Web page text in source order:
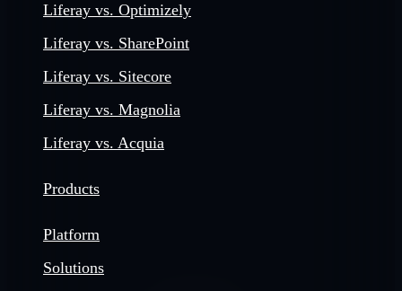
Liferay vs. Optimizely
Liferay vs. SharePoint
Liferay vs. Sitecore
Liferay vs. Magnolia
Liferay vs. Acquia
Products
Platform
Solutions